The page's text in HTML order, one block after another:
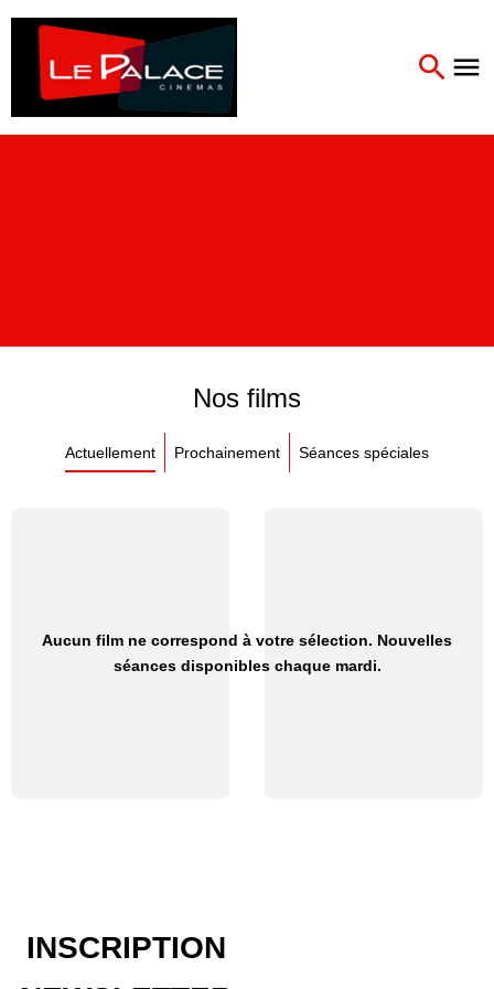
Nos films
Actuellement Prochainement Séances spéciales
Aucun film ne correspond à votre sélection. Nouvelles
séances disponibles chaque mardi.
INSCRIPTION